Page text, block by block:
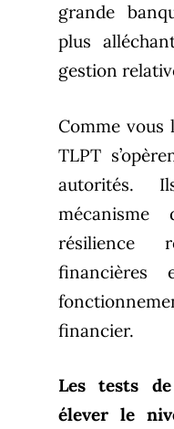
grande
plus
gestion
Comme vous
TLPT
autorités.
résilience
financières
financier.
Les tests
élever le